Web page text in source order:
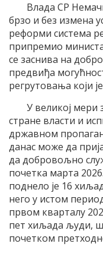
Влада СР
брзо и без измена
реформи система
припремио
се заснива на
предвиђа
регрутовања који
У великој мери
стране власти и
државном
данас може да
да добровољно
почетка марта
поднело је 16
него у истом
првом кварталу
пет хиљада људи,
почетком